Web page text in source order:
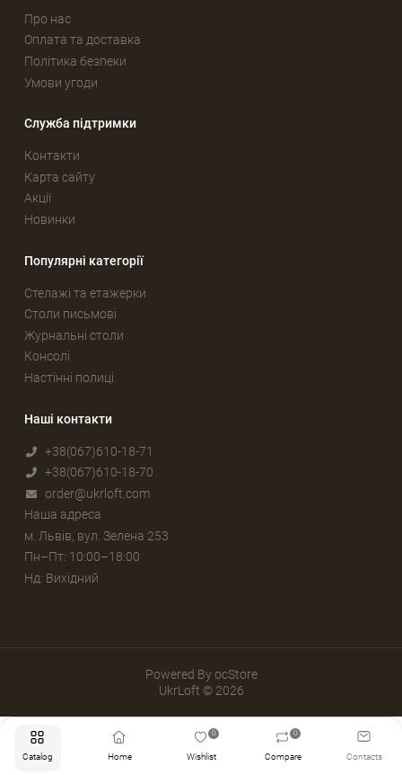
Catalog Home Wishlist
0
Compare
0
Contacts
Про нас
Оплата та доставка
Політика безпеки
Умови угоди
Служба підтримки
Контакти
Карта сайту
Акції
Новинки
Популярні категорії
Стелажі та етажерки
Столи письмові
Журнальні столи
Консолі
Настінні полиці
Наші контакти
+38(067)610-18-71
+38(067)610-18-70
order@ukrloft.com
Наша адреса
м. Львів, вул. Зелена 253
Пн–Пт: 10:00–18:00
Нд: Вихідний
Powered ByocStore
UkrLoft © 2026